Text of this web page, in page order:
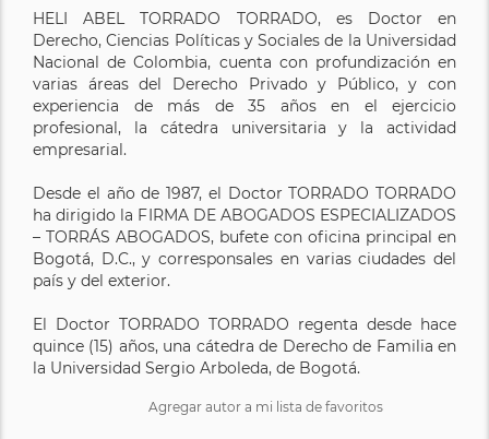
HELI ABEL TORRADO TORRADO, es Doctor en
Derecho, Ciencias Políticas y Sociales de la Universidad
Nacional de Colombia, cuenta con profundización en
varias áreas del Derecho Privado y Público, y con
experiencia de más de 35 años en el ejercicio
profesional, la cátedra universitaria y la actividad
empresarial.
Desde el año de 1987, el Doctor TORRADO TORRADO
ha dirigido la FIRMA DE ABOGADOS ESPECIALIZADOS
– TORRÁS ABOGADOS, bufete con oficina principal en
Bogotá, D.C., y corresponsales en varias ciudades del
país y del exterior.
El Doctor TORRADO TORRADO regenta desde hace
quince (15) años, una cátedra de Derecho de Familia en
la Universidad Sergio Arboleda, de Bogotá.
Agregar autor a mi lista de favoritos